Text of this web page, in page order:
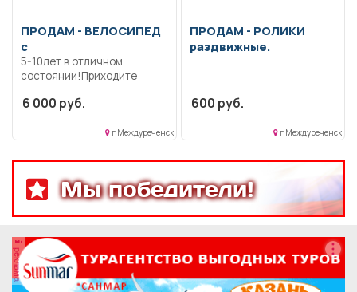
ПРОДАМ - ВЕЛОСИПЕД
с
5-10лет в отличном
состоянии!Приходите
исправен!очень нравился
приобрели уже большой
6 000 руб.
г Междуреченск
ПРОДАМ - РОЛИКИ
раздвижные.
600 руб.
г Междуреченск
Мы победители!
реклама